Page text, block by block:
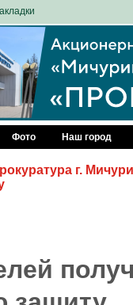
Фото Наш город
г.